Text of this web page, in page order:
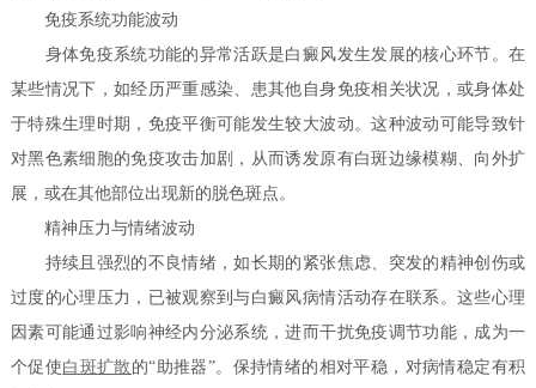
免疫系统功能波动
身体免疫系统功能的异常活跃是白癜风发生发展的核心环节。在
某些情况下，如经历严重感染、患其他自身免疫相关状况，或身体处
于特殊生理时期，免疫平衡可能发生较大波动。这种波动可能导致针
对黑色素细胞的免疫攻击加剧，从而诱发原有白斑边缘模糊、向外扩
展，或在其他部位出现新的脱色斑点。
精神压力与情绪波动
持续且强烈的不良情绪，如长期的紧张焦虑、突发的精神创伤或
过度的心理压力，已被观察到与白癜风病情活动存在联系。这些心理
因素可能通过影响神经内分泌系统，进而干扰免疫调节功能，成为一
个促使白斑扩散 的“助推器”。保持情绪的相对平稳，对病情稳定有积